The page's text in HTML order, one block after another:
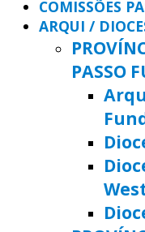
COMISSÕES
ARQUI /
PASSO